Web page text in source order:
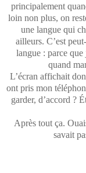
principalement
loin non plus, on
une langue qui
ailleurs. C’est
langue : parce que
quand
L’écran affichait
ont pris mon
garder, d’accord ?
Après tout ça.
savait